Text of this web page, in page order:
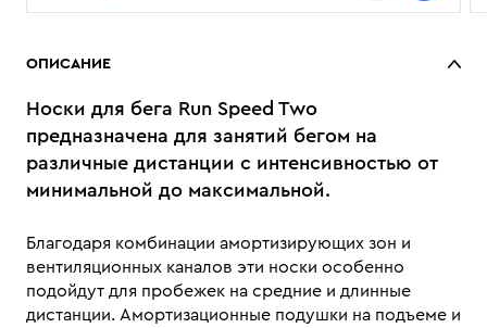
ОПИСАНИЕ
Носки для бега Run Speed Two
предназначена для занятий бегом на
различные дистанции с интенсивностью от
минимальной до максимальной.
Благодаря комбинации амортизирующих зон и
вентиляционных каналов эти носки особенно
подойдут для пробежек на средние и длинные
дистанции. Амортизационные подушки на подъеме и